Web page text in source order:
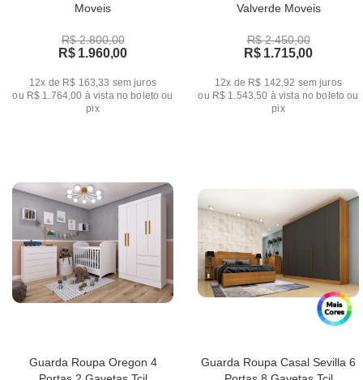
Moveis
R$ 2.800,00
R$ 1.960,00
12x de R$ 163,33 sem juros
ou R$ 1.764,00 à vista no boleto ou
pix
Valverde Moveis
R$ 2.450,00
R$ 1.715,00
12x de R$ 142,92 sem juros
ou R$ 1.543,50 à vista no boleto ou
pix
Guarda Roupa Oregon 4
Guarda Roupa Casal Sevilla 6